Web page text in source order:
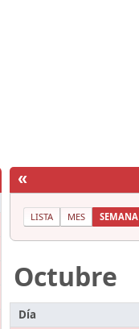
«
LISTA MES SEMANA
Octubre
Día